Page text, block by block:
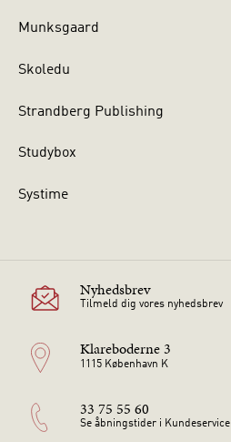
Munksgaard
Skoledu
Strandberg Publishing
Studybox
Systime
Nyhedsbrev
Tilmeld dig vores nyhedsbrev
Klareboderne 3
1115 København K
33 75 55 60
Se åbningstider i Kundeservice